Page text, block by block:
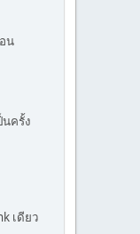
น
ครั้ง
เดียว